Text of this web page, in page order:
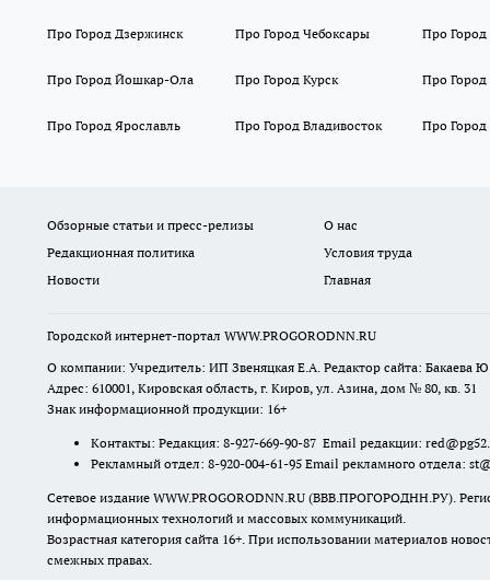
Про Город Дзержинск Про Город Чебоксары Про Город
Про Город Йошкар-Ола Про Город Курск Про
Про Город Ярославль Про Город Владивосток Про Город
Обзорные статьи и пресс-релизы
О нас
Редакционная политика
Условия труда
Новости
Главная
Городской интернет-портал WWW.PROGORODNN.RU
О компании: Учредитель: ИП Звеняцкая Е.А. Редактор сайта: Бакаева
Адрес: 610001, Кировская область, г. Киров, ул. Азина, дом № 80, кв. 31
Знак информационной продукции: 16+
Контакты: Редакция: 8-927-669-90-87 Email редакции:
Рекламный отдел: 8-920-004-61-95 Email рекламного отдела:
Сетевое издание WWW.PROGORODNN.RU (ВВВ.ПРОГОРОДНН.РУ).
информационных технологий и массовых коммуникаций.
Возрастная категория сайта 16+. При использовании материалов
смежных правах.